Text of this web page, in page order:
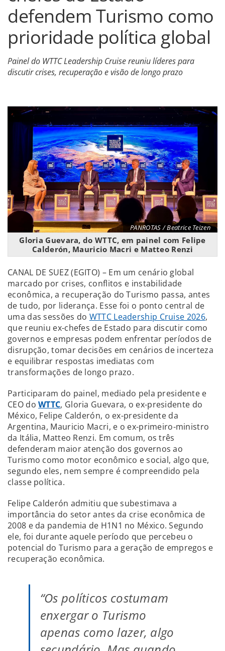
defendem Turismo como
prioridade política global
Painel do WTTC Leadership Cruise reuniu líderes para
discutir crises, recuperação e visão de longo prazo
PANROTAS / Beatrice Teizen
Gloria Guevara, do WTTC, em painel com Felipe
Calderón, Mauricio Macri e Matteo Renzi
CANAL DE SUEZ (EGITO) – Em um cenário global
marcado por crises, conflitos e instabilidade
econômica, a recuperação do Turismo passa, antes
de tudo, por liderança. Esse foi o ponto central de
uma das sessões do WTTC Leadership Cruise 2026,
que reuniu ex-chefes de Estado para discutir como
governos e empresas podem enfrentar períodos de
disrupção, tomar decisões em cenários de incerteza
e equilibrar respostas imediatas com
transformações de longo prazo.
Participaram do painel, mediado pela presidente e
CEO doWTTC, Gloria Guevara, o ex-presidente do
México, Felipe Calderón, o ex-presidente da
Argentina, Mauricio Macri, e o ex-primeiro-ministro
da Itália, Matteo Renzi. Em comum, os três
defenderam maior atenção dos governos ao
Turismo como motor econômico e social, algo que,
segundo eles, nem sempre é compreendido pela
classe política.
Felipe Calderón admitiu que subestimava a
importância do setor antes da crise econômica de
2008 e da pandemia de H1N1 no México. Segundo
ele, foi durante aquele período que percebeu o
potencial do Turismo para a geração de empregos e
recuperação econômica.
“Os políticos costumam
enxergar o Turismo
apenas como lazer, algo